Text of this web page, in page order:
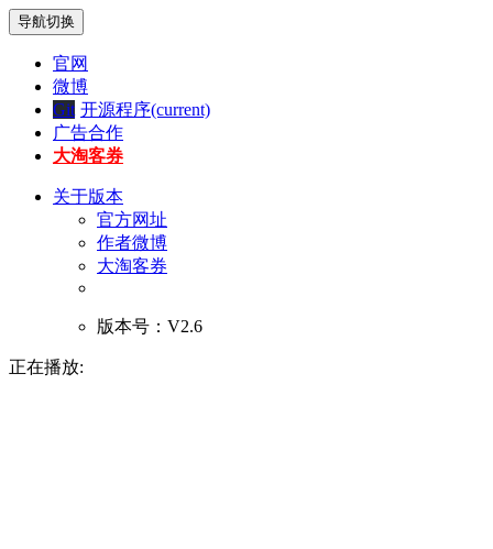
导航切换
官网
微博
Git 开源程序(current)
广告合作
大淘客券
关于版本
官方网址
作者微博
大淘客券
版本号：V2.6
正在播放: